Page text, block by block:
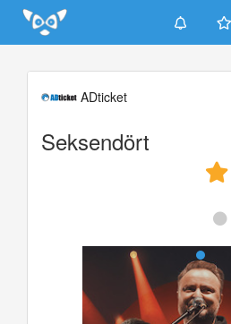
Update cookies preferences
ADticket
Seksendört